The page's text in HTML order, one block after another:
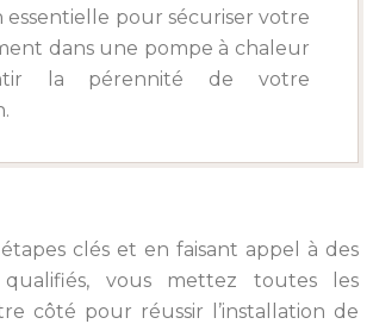
pour sécuriser votre
dans une pompe à chaleur
la pérennité de votre
clés et en faisant appel à des
qualifiés, vous mettez toutes les
côté pour réussir l’installation de